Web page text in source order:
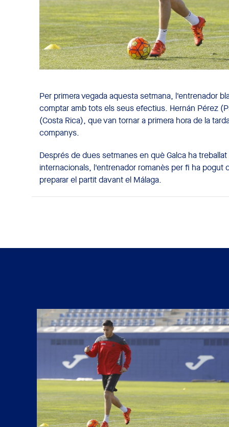
Per primera vegada aquesta setmana, l'entrenador
comptar amb tots els seus efectius. Hernán Pérez
(Costa Rica), que van tornar a primera hora de la
companys.
Després de dues setmanes en què Galca ha
internacionals, l'entrenador romanès per fi ha pogut
preparar el partit davant el Málaga.